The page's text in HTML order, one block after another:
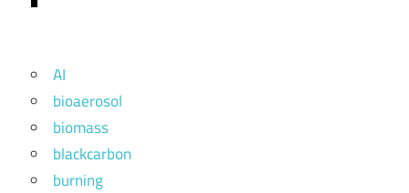
AI
bioaerosol
biomass
blackcarbon
burning